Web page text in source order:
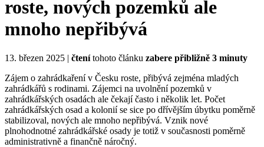
roste, nových pozemků ale
mnoho nepřibývá
13. březen 2025 | čtenítohoto článku zabere přibližně 3 minuty
Zájem o zahrádkaření v Česku roste, přibývá zejména mladých
zahrádkářů s rodinami. Zájemci na uvolnění pozemků v
zahrádkářských osadách ale čekají často i několik let. Počet
zahrádkářských osad a kolonií se sice po dřívějším úbytku poměrně
stabilizoval, nových ale mnoho nepřibývá. Vznik nové
plnohodnotné zahrádkářské osady je totiž v současnosti poměrně
administrativně a finančně náročný.